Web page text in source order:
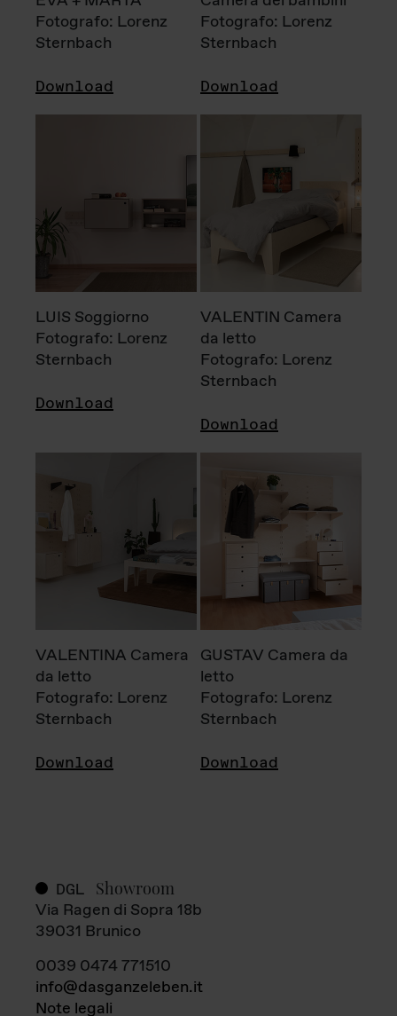
Fotografo: Lorenz
Sternbach
Download
Fotografo: Lorenz
Sternbach
Download
LUIS Soggiorno
Fotografo: Lorenz
Sternbach
Download
VALENTIN Camera
da letto
Fotografo: Lorenz
Sternbach
Download
VALENTINA Camera
da letto
Fotografo: Lorenz
Sternbach
Download
GUSTAV Camera da
letto
Fotografo: Lorenz
Sternbach
Download
DGL Showroom
Via Ragen di Sopra 18b
39031 Brunico
0039 0474 771510
info@dasganzeleben.it
Note legali